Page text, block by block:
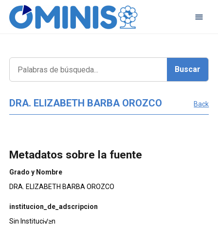
DRA. ELIZABETH BARBA OROZCO Back
Metadatos sobre la fuente
Grado y Nombre
DRA. ELIZABETH BARBA OROZCO
institucion_de_adscripcion
Sin Instituci√≥n